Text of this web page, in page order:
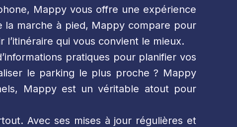
Mappy vous offre une expérience
la marche à pied, Mappy compare pour
qui vous convient le mieux.
pratiques pour planifier vos
le parking le plus proche ? Mappy
Mappy est un véritable atout pour
Avec ses mises à jour régulières et